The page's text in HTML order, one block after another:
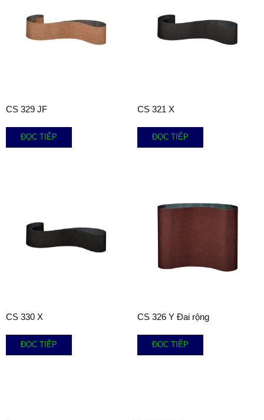
CS 329 JF
ĐỌC TIẾP
CS 321 X
ĐỌC TIẾP
CS 330 X
ĐỌC TIẾP
CS 326 Y Đai rộng
ĐỌC TIẾP